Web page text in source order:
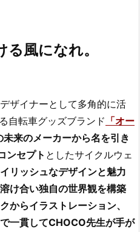
風になれ。
ザイナーとして多角的に活
自転車グッズブランド 「オー
来のメーカーから名を引き
ンセプト としたサイクルウェ
リッシュなデザインと魅力
け合い独自の世界観を構築
からイラストレーション、
一貫してCHOCO先生が手が